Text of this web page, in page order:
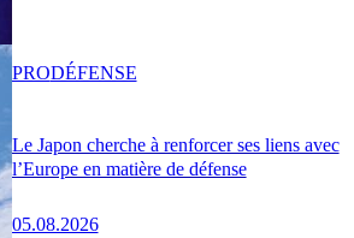
Le Japon cherche à renforcer ses liens avec
l’Europe en matière de défense
05.08.2026
PRODÉFENSE